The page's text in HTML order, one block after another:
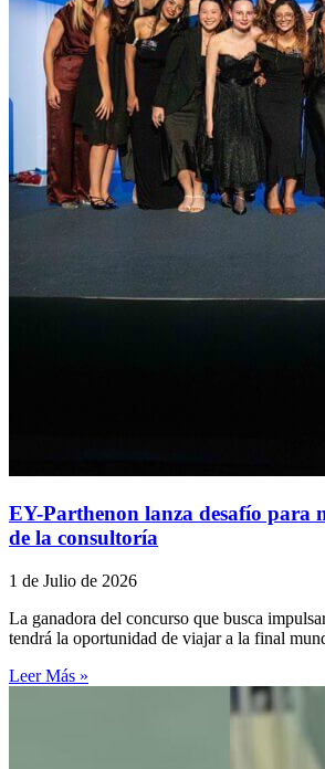
EY-Parthenon lanza desafío para
de la consultoría
1 de Julio de 2026
La ganadora del concurso que busca
tendrá la oportunidad de viajar a la final
Leer Más »